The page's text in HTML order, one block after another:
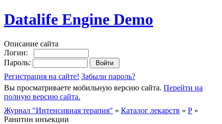
Datalife Engine Demo
Описание сайта
Логин:
Пароль:
Регистрация на сайте! Забыли пароль?
Вы просматриваете мобильную версию сайта. Перейти на
полную версию сайта.
Журнал "Интенсивная терапия" » Каталог лекарств » Р »
Ранитин инъекции